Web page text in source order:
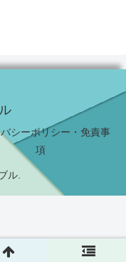
シーポリシー・免責事
項
ル.